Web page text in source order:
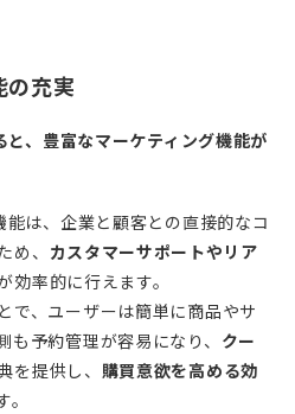
の充実
、豊富なマーケティング機能が
は、企業と顧客との直接的なコ
め、 カスタマーサポートやリア
効率的に行えます。
で、ユーザーは簡単に商品やサ
予約管理が容易になり、 クー
を提供し、 購買意欲を高める効